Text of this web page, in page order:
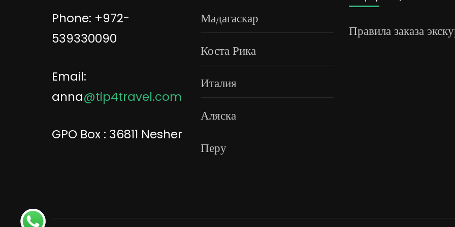
Phone: +972-
539330090
Email:
anna@tip4travel.com
GPO Box : 36811 Nesher
Мадагаскар
Коста Рика
Италия
Аляска
Перу
Правила заказа